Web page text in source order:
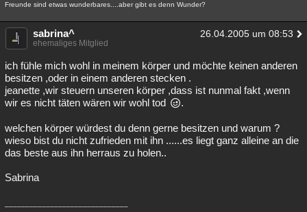
Freunde sind etwas wunderbares....aber gibt es denn Wunder?
sabrina^ 26.04.2005 um 08:53
ehemaliges Mitglied
ich fühle mich wohl in meinem körper und möchte keinen anderen
besitzen ,oder in einem anderen stecken .
jeanette ,wir steuern unseren körper ,dass ist nunmal fakt ,wenn
wir es nicht täten wären wir wohl tod
.
welchen körper würdest du denn gerne besitzen und warum ?
wieso bist du nicht zufrieden mit ihn ......es liegt ganz alleine an die
das beste aus ihn herraus zu holen..
Sabrina